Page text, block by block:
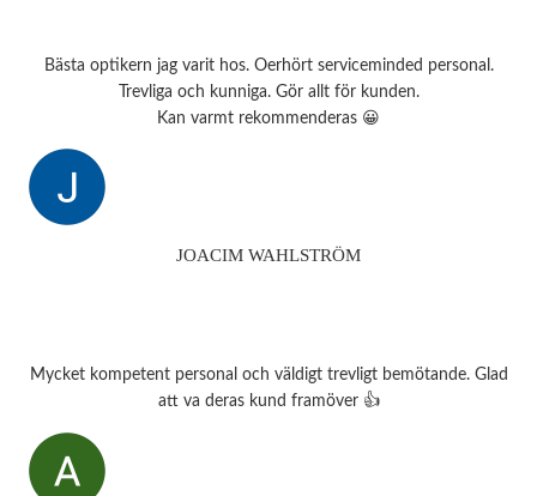
Bästa optikern jag varit hos. Oerhört serviceminded personal.
Trevliga och kunniga. Gör allt för kunden.
Kan varmt rekommenderas 😀
JOACIM WAHLSTRÖM
Mycket kompetent personal och väldigt trevligt bemötande. Glad
att va deras kund framöver 👍